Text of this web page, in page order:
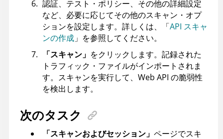
認証、テスト・ポリシー、その他の詳細設定
など、必要に応じてその他のスキャン・オプ
ションを設定します。詳しくは、「API スキャ
ンの作成 」を参照してください。
「スキャン」 をクリックします。記録された
トラフィック・ファイルがインポートされま
す。スキャンを実行して、Web API の脆弱性
を検出します。
次のタスク
「スキャンおよびセッション」 ページでスキ